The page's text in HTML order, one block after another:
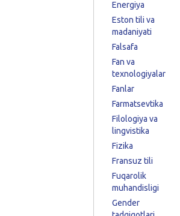
Energiya
Eston tili va
madaniyati
Falsafa
Fan va
texnologiyalar
Fanlar
Farmatsevtika
Filologiya va
lingvistika
Fizika
Fransuz tili
Fuqarolik
muhandisligi
Gender